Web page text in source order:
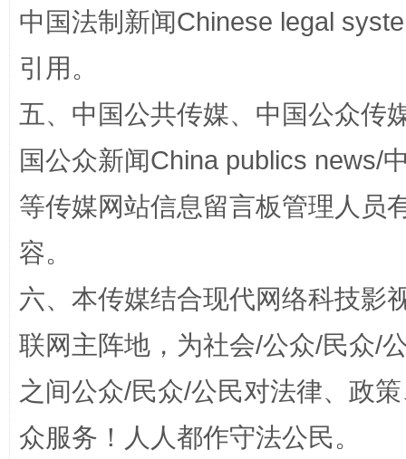
漫山遍野的桃花与雪山、麦地、白藏房 除
中国法制新闻Chinese legal
引用。
五、中国公共传媒、中国公众传
国公众新闻China publics news/
等传媒网站信息留言板管理人员
容。
六、本传媒结合现代网络科技影
联网主阵地，为社会/公众/民众/
之间公众/民众/公民对法律、政
众服务！人人都作守法公民。